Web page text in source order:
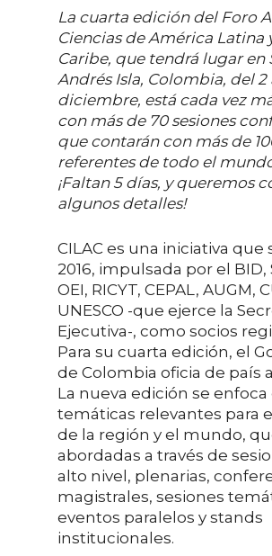
La cuarta edición del Foro
Ciencias de América Latina
Caribe, que tendrá lugar en
Andrés Isla, Colombia, del 2
diciembre, está cada vez
con más de 70 sesiones
que contarán con más de
referentes de todo el
¡Faltan 5 días, y queremos
algunos detalles!
CILAC es una iniciativa que
2016, impulsada por el BID,
OEI, RICYT, CEPAL, AUGM,
UNESCO -que ejerce la
Ejecutiva-, como socios
Para su cuarta edición, el
de Colombia oficia de país
La nueva edición se enfoca
temáticas relevantes para
de la región y el mundo,
abordadas a través de
alto nivel, plenarias,
magistrales, sesiones
eventos paralelos y stands
institucionales.